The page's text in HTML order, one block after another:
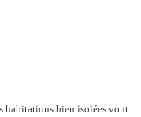
habitations bien isolées vont